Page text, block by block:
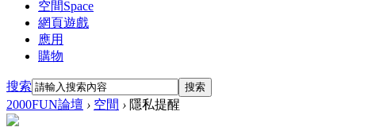
空間Space
網頁遊戲
應用
購物
搜索 搜索
2000FUN論壇 › 空間 › 隱私提醒